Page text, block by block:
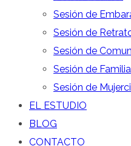
Sesión de
Sesión de
Sesión de
Sesión de Familia
Sesión de
EL ESTUDIO
BLOG
CONTACTO